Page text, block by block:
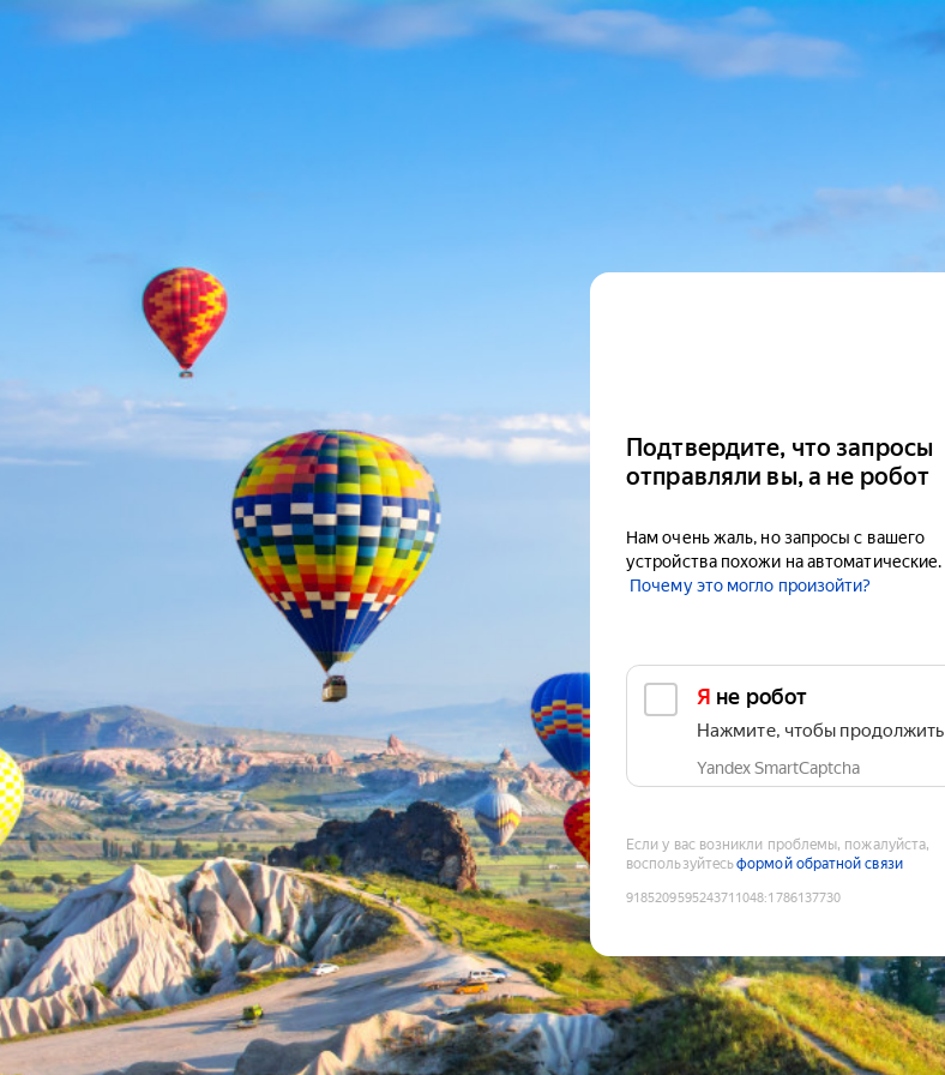
Подтвердите, что запросы
отправляли вы, а не робот
Нам очень жаль, но запросы с вашего
устройства похожи на автоматические.
Почему это могло произойти?
Я не робот
Нажмите, чтобы продолжить
Yandex SmartCaptcha
Если у вас возникли проблемы, пожалуйста,
воспользуйтесьформой обратной связи
9185209595243711048:1786137730